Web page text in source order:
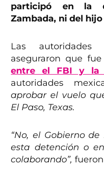
participó en la
Zambada, ni del
Las autoridades
aseguraron que fue
entre el FBI y la
autoridades
aprobar el vuelo
El Paso, Texas.
“No, el Gobierno
esta detención o
colaborando”,